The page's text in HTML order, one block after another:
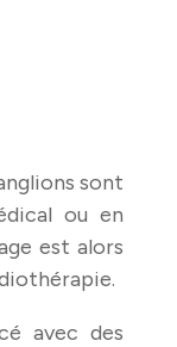
sont
ou en
est alors
avec des